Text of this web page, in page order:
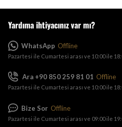
Yardıma ihtiyacınız var mı?
WhatsApp Offline
Pazartesi ile Cumartesi arası ve 10:00 ile
Ara +90 850 259 81 01 Offline
Pazartesi ile Cumartesi arası ve 10:00 ile
Bize Sor Offline
Pazartesi ile Cumartesi arası ve 09:00 ile